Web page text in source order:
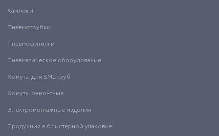
Камлоки
Пневмотрубки
Пневмофитинги
Пневматическое оборудование
Хомуты для SML труб
Хомуты ремонтные
Электромонтажные изделия
Продукция в блистерной упаковке